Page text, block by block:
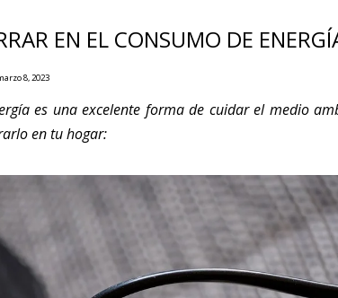
EN EL CONSUMO DE
8, 2023
es una excelente forma de cuidar el medio
en tu hogar: